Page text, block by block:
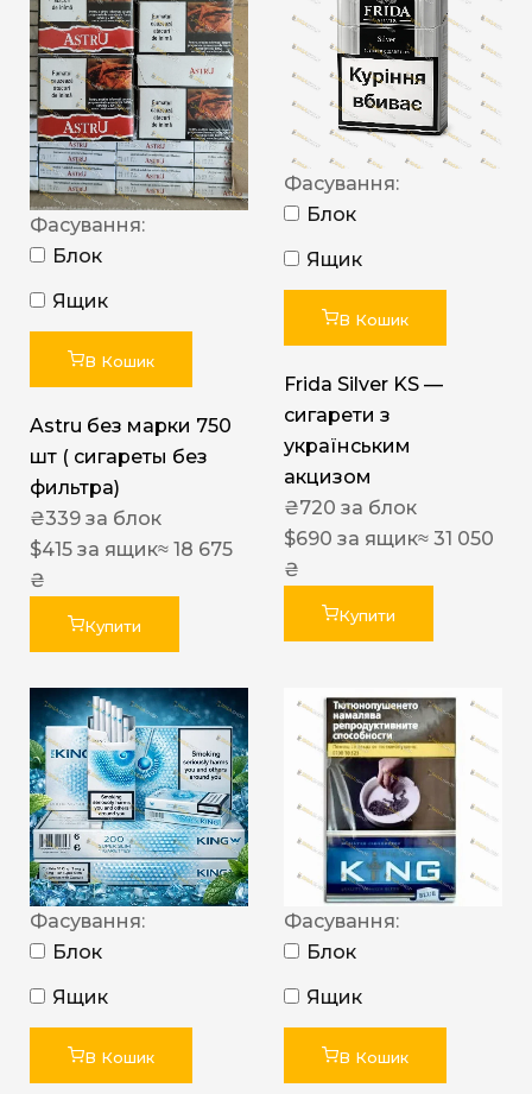
Фасування:
Блок
Ящик
В Кошик
Astru без марки 750
шт ( сигареты без
фильтра)
₴339 за блок
$415 за ящик≈ 18 675
₴
Купити
Фасування:
Блок
Ящик
В Кошик
Frida Silver KS —
сигарети з
українським
акцизом
₴720 за блок
$690 за ящик≈ 31 050
₴
Купити
Фасування:
Блок
Ящик
В Кошик
Фасування:
Блок
Ящик
В Кошик